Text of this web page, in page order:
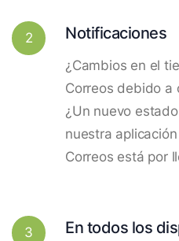
2 Notificaciones
¿Cambios en el
Correos debido a
¿Un nuevo
nuestra
Correos está por
3 En todos los